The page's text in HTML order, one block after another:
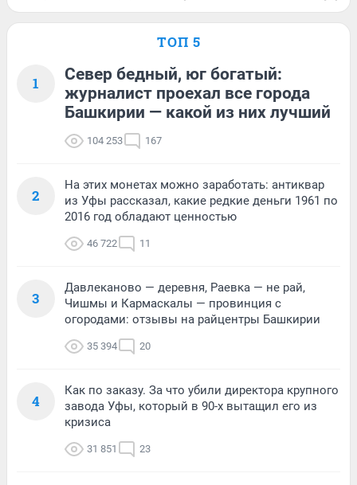
ТОП 5
1
Север бедный, юг богатый:
журналист проехал все города
Башкирии — какой из них лучший
104 253 167
2
На этих монетах можно заработать: антиквар
из Уфы рассказал, какие редкие деньги 1961 по
2016 год обладают ценностью
46 722 11
3
Давлеканово — деревня, Раевка — не рай,
Чишмы и Кармаскалы — провинция с
огородами: отзывы на райцентры Башкирии
35 394 20
4
Как по заказу. За что убили директора крупного
завода Уфы, который в 90-х вытащил его из
кризиса
31 851 23